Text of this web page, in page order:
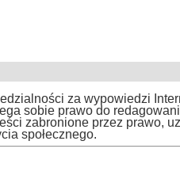
za wypowiedzi
sobie prawo do
zabronione przez prawo,
społecznego.